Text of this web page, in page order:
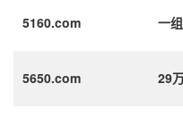
5160.com 一
5650.com 29